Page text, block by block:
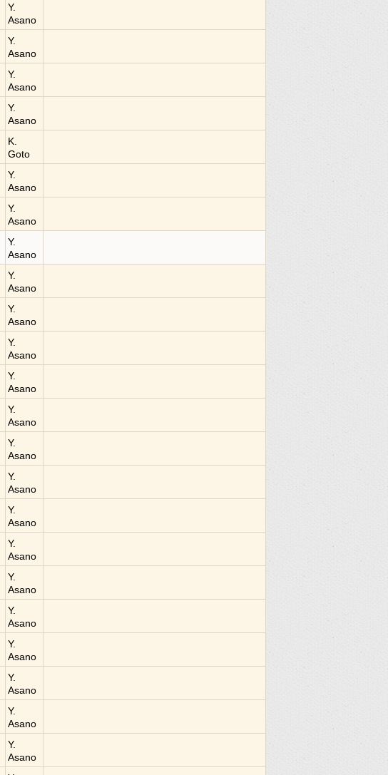
Y.
Asano
Y.
Asano
Y.
Asano
Y.
Asano
K.
Goto
Y.
Asano
Y.
Asano
Y.
Asano
Y.
Asano
Y.
Asano
Y.
Asano
Y.
Asano
Y.
Asano
Y.
Asano
Y.
Asano
Y.
Asano
Y.
Asano
Y.
Asano
Y.
Asano
Y.
Asano
Y.
Asano
Y.
Asano
Y.
Asano